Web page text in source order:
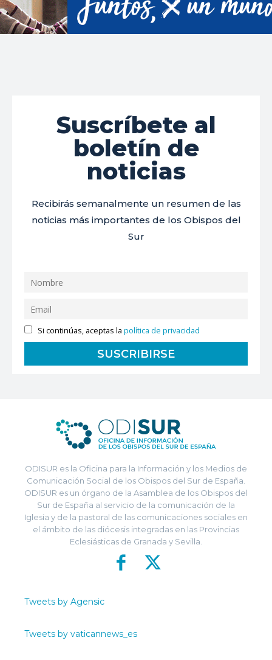
Suscríbete al
boletín de
noticias
Recibirás semanalmente un resumen de las
noticias más importantes de los Obispos del
Sur
Si continúas, aceptas lapolítica de privacidad
ODISUR es la Oficina para la Información y los Medios de
Comunicación Social de los Obispos del Sur de España.
ODISUR es un órgano de la Asamblea de los Obispos del
Sur de España al servicio de la comunicación de la
Iglesia y de la pastoral de las comunicaciones sociales en
el ámbito de las diócesis integradas en las Provincias
Eclesiásticas de Granada y Sevilla.
Tweets by Agensic
Tweets by vaticannews_es